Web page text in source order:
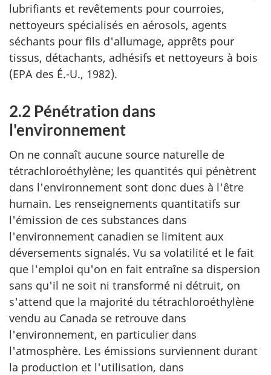
lubrifiants et revêtements pour courroies,
nettoyeurs spécialisés en aérosols, agents
séchants pour fils d'allumage, apprêts pour
tissus, détachants, adhésifs et nettoyeurs à bois
(EPA des É.-U., 1982).
2.2 Pénétration dans
l'environnement
On ne connaît aucune source naturelle de
tétrachloroéthylène; les quantités qui pénètrent
dans l'environnement sont donc dues à l'être
humain. Les renseignements quantitatifs sur
l'émission de ces substances dans
l'environnement canadien se limitent aux
déversements signalés. Vu sa volatilité et le fait
que l'emploi qu'on en fait entraîne sa dispersion
sans qu'il ne soit ni transformé ni détruit, on
s'attend que la majorité du tétrachloroéthylène
vendu au Canada se retrouve dans
l'environnement, en particulier dans
l'atmosphère. Les émissions surviennent durant
la production et l'utilisation, dans